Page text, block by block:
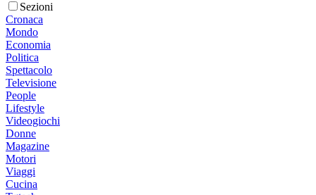
Sezioni
Cronaca
Mondo
Economia
Politica
Spettacolo
Televisione
People
Lifestyle
Videogiochi
Donne
Magazine
Motori
Viaggi
Cucina